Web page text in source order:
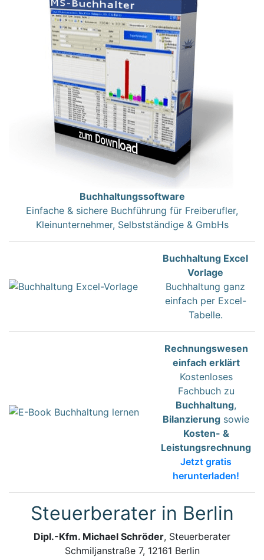
Buchhaltungssoftware
Einfache & sichere Buchführung für Freiberufler,
Kleinunternehmer, Selbstständige & GmbHs
Buchhaltung Excel
Vorlage
Buchhaltung ganz
einfach per Excel-
Tabelle.
Rechnungswesen
einfach erklärt
Kostenloses
Fachbuch zu
Buchhaltung,
Bilanzierung sowie
Kosten- &
Leistungsrechnung
Jetzt gratis
herunterladen!
Steuerberater in Berlin
Dipl.-Kfm. Michael Schröder, Steuerberater
Schmiljanstraße 7, 12161 Berlin